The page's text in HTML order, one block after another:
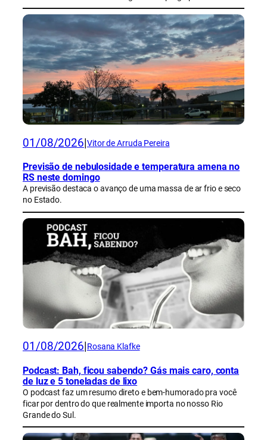
01/08/2026 Vitor de Arruda Pereira
Previsão de nebulosidade e temperatura amena no
RS neste domingo
A previsão destaca o avanço de uma massa de ar frio e seco
no Estado.
01/08/2026 Rosana Klafke
Podcast: Bah, ficou sabendo? Gás mais caro, conta
de luz e 5 toneladas de lixo
O podcast faz um resumo direto e bem-humorado pra você
ficar por dentro do que realmente importa no nosso Rio
Grande do Sul.